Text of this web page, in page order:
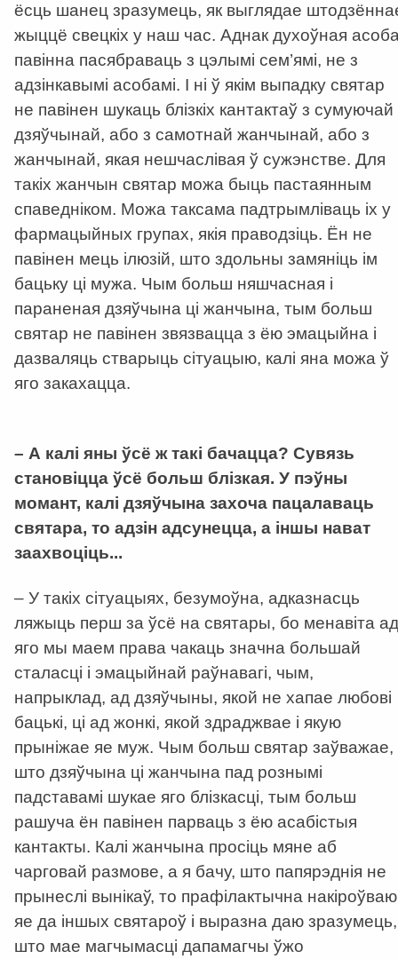
ёсць шанец зразумець, як выглядае
жыццё свецкіх у наш час. Аднак духоўная
павінна пасябраваць з цэлымі сем’ямі, не з
адзінкавымі асобамі. І ні ў якім выпадку святар
не павінен шукаць блізкіх кантактаў з сумуючай
дзяўчынай, або з самотнай жанчынай, або з
жанчынай, якая нешчаслівая ў сужэнстве. Для
такіх жанчын святар можа быць пастаянным
спаведніком. Можа таксама падтрымліваць іх у
фармацыйных групах, якія праводзіць. Ён не
павінен мець ілюзій, што здольны замяніць ім
бацьку ці мужа. Чым больш няшчасная і
параненая дзяўчына ці жанчына, тым больш
святар не павінен звязвацца з ёю эмацыйна і
дазваляць стварыць сітуацыю, калі яна можа ў
яго закахацца.
– А калі яны ўсё ж такі бачацца? Сувязь
становіцца ўсё больш блізкая. У пэўны
момант, калі дзяўчына захоча пацалаваць
святара, то адзін адсунецца, а іншы нават
заахвоціць...
– У такіх сітуацыях, безумоўна, адказнасць
ляжыць перш за ўсё на святары, бо менавіта ад
яго мы маем права чакаць значна большай
сталасці і эмацыйнай раўнавагі, чым,
напрыклад, ад дзяўчыны, якой не хапае любові
бацькі, ці ад жонкі, якой здраджвае і якую
прыніжае яе муж. Чым больш святар заўважае,
што дзяўчына ці жанчына пад рознымі
падставамі шукае яго блізкасці, тым больш
рашуча ён павінен парваць з ёю асабістыя
кантакты. Калі жанчына просіць мяне аб
чарговай размове, а я бачу, што папярэднія не
прынеслі вынікаў, то прафілактычна накіроўваю
яе да іншых святароў і выразна даю зразумець,
што мае магчымасці дапамагчы ўжо